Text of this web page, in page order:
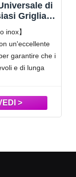
per
12x12mm
in Acciaio
Grill)
facile da
e
di girare fino